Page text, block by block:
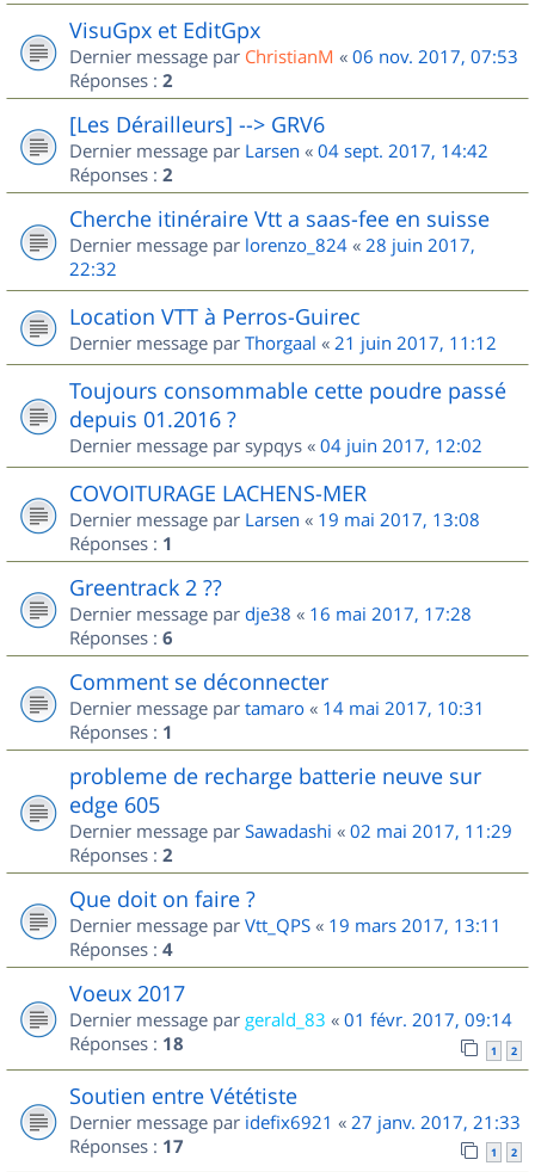
VisuGpx et EditGpx
Dernier message par ChristianM « 06 nov. 2017, 07:53
Réponses : 2
[Les Dérailleurs] --> GRV6
Dernier message par Larsen « 04 sept. 2017, 14:42
Réponses : 2
Cherche itinéraire Vtt a saas-fee en suisse
Dernier message par lorenzo_824 « 28 juin 2017,
22:32
Location VTT à Perros-Guirec
Dernier message par Thorgaal « 21 juin 2017, 11:12
Toujours consommable cette poudre passé
depuis 01.2016 ?
Dernier message par sypqys « 04 juin 2017, 12:02
COVOITURAGE LACHENS-MER
Dernier message par Larsen « 19 mai 2017, 13:08
Réponses : 1
Greentrack 2 ??
Dernier message par dje38 « 16 mai 2017, 17:28
Réponses : 6
Comment se déconnecter
Dernier message par tamaro « 14 mai 2017, 10:31
Réponses : 1
probleme de recharge batterie neuve sur
edge 605
Dernier message par Sawadashi « 02 mai 2017, 11:29
Réponses : 2
Que doit on faire ?
Dernier message par Vtt_QPS « 19 mars 2017, 13:11
Réponses : 4
Voeux 2017
Dernier message par gerald_83 « 01 févr. 2017, 09:14
Réponses : 18 1 2
Soutien entre Vététiste
Dernier message par idefix6921 « 27 janv. 2017, 21:33
Réponses : 17 1 2